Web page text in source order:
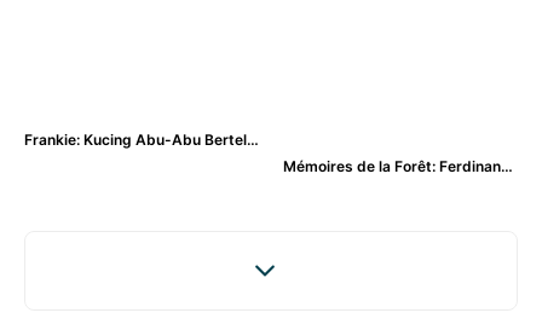
Frankie: Kucing Abu-Abu Bertelinga Satu Setengah - Jochen Gutsch
Mémoires de la Forêt: Ferdinand Tikus Mondok dan Kenangan yang Hilang - Mickaël Brun-Arnaud